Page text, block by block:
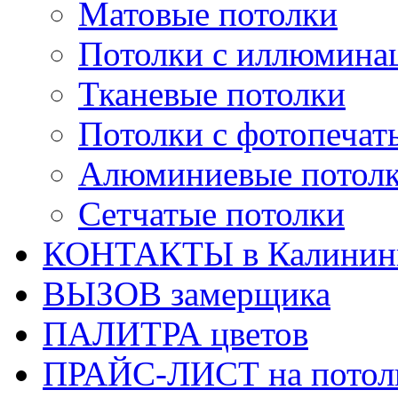
Матовые потолки
Потолки с
Тканевые потолки
Потолки с
Алюминиевые
Сетчатые потолки
КОНТАКТЫ в
ВЫЗОВ замерщика
ПАЛИТРА цветов
ПРАЙС-ЛИСТ на